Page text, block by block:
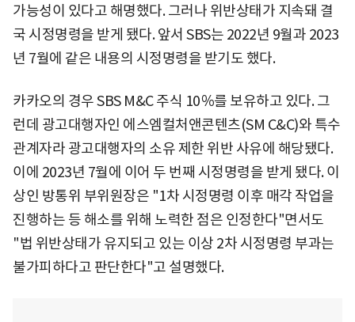
가능성이 있다고 해명했다. 그러나 위반상태가 지속돼 결
국 시정명령을 받게 됐다. 앞서 SBS는 2022년 9월과 2023
년 7월에 같은 내용의 시정명령을 받기도 했다.
카카오의 경우 SBS M&C 주식 10％를 보유하고 있다. 그
런데 광고대행자인 에스엠컬처앤콘텐츠(SM C&C)와 특수
관계자라 광고대행자의 소유 제한 위반 사유에 해당됐다.
이에 2023년 7월에 이어 두 번째 시정명령을 받게 됐다. 이
상인 방통위 부위원장은 "1차 시정명령 이후 매각 작업을
진행하는 등 해소를 위해 노력한 점은 인정한다"면서도
"법 위반상태가 유지되고 있는 이상 2차 시정명령 부과는
불가피하다고 판단한다"고 설명했다.